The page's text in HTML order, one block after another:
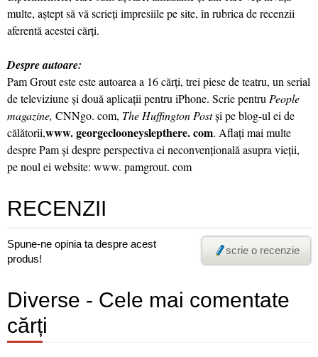
multe, aştept să vă scrieţi impresiile pe site, în rubrica de recenzii
aferentă acestei cărţi.
Despre autoare:
Pam Grout este este autoarea a 16 cărţi, trei piese de teatru, un serial
de televiziune şi două aplicaţii pentru iPhone. Scrie pentru People
magazine, CNNgo. com, The Huffington Postşi pe blog-ul ei de
călătorii,www. georgeclooneyslepthere. com. Aflaţi mai multe
despre Pam şi despre perspectiva ei neconvenţională asupra vieţii,
pe noul ei website: www. pamgrout. com
RECENZII
Spune-ne opinia ta despre acest
produs!
scrie o recenzie
Diverse - Cele mai comentate
cărți